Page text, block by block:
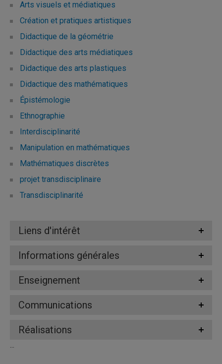
Arts visuels et médiatiques
Création et pratiques artistiques
Didactique de la géométrie
Didactique des arts médiatiques
Didactique des arts plastiques
Didactique des mathématiques
Épistémologie
Ethnographie
Interdisciplinarité
Manipulation en mathématiques
Mathématiques discrètes
projet transdisciplinaire
Transdisciplinarité
Liens d'intérêt
Informations générales
Enseignement
Communications
Réalisations
...